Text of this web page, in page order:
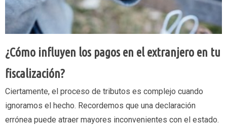
¿Cómo influyen los pagos en el extranjero en tu
fiscalización?
Ciertamente, el proceso de tributos es complejo cuando
ignoramos el hecho. Recordemos que una declaración
errónea puede atraer mayores inconvenientes con el estado.